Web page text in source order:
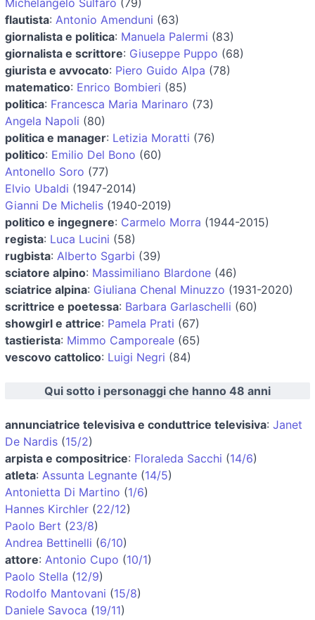
flautista: Antonio Amenduni (63)
giornalista e politica: Manuela Palermi (83)
giornalista e scrittore: Giuseppe Puppo (68)
giurista e avvocato: Piero Guido Alpa (78)
matematico: Enrico Bombieri (85)
politica: Francesca Maria Marinaro (73)
Angela Napoli (80)
politica e manager: Letizia Moratti (76)
politico: Emilio Del Bono (60)
Antonello Soro (77)
Elvio Ubaldi (1947-2014)
Gianni De Michelis (1940-2019)
politico e ingegnere: Carmelo Morra (1944-2015)
regista: Luca Lucini (58)
rugbista: Alberto Sgarbi (39)
sciatore alpino: Massimiliano Blardone (46)
sciatrice alpina: Giuliana Chenal Minuzzo (1931-2020)
scrittrice e poetessa: Barbara Garlaschelli (60)
showgirl e attrice: Pamela Prati (67)
tastierista: Mimmo Camporeale (65)
vescovo cattolico: Luigi Negri (84)
Qui sotto i personaggi che hanno 48 anni
annunciatrice televisiva e conduttrice televisiva: Janet
De Nardis (15/2)
arpista e compositrice: Floraleda Sacchi (14/6)
atleta: Assunta Legnante (14/5)
Antonietta Di Martino (1/6)
Hannes Kirchler (22/12)
Paolo Bert (23/8)
Andrea Bettinelli (6/10)
attore: Antonio Cupo (10/1)
Paolo Stella (12/9)
Rodolfo Mantovani (15/8)
Daniele Savoca (19/11)